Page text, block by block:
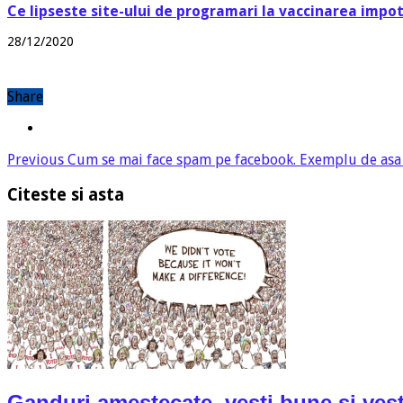
Ce lipseste site-ului de programari la vaccinarea
28/12/2020
Share
Previous Cum se mai face spam pe facebook. Exemplu de
Citeste si asta